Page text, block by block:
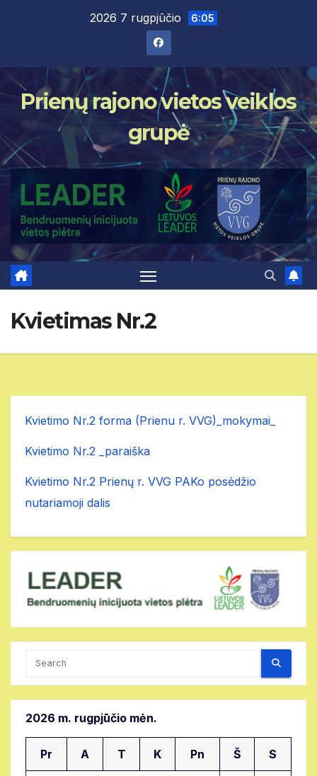
2026 7 rugpjūčio 6:05
Prienų rajono vietos veiklos
grupė
Kvietimas Nr.2
Kvietimo Nr.2 forma (Prienu r. VVG) _mokymai_
Kvietimo Nr.2 _paraiška
Kvietimo Nr.2 Prienų r. VVG PAKo posėdžio
nutariamoji dalis
Search
2026 m. rugpjūčio mėn.
Pr A T K Pn Š S